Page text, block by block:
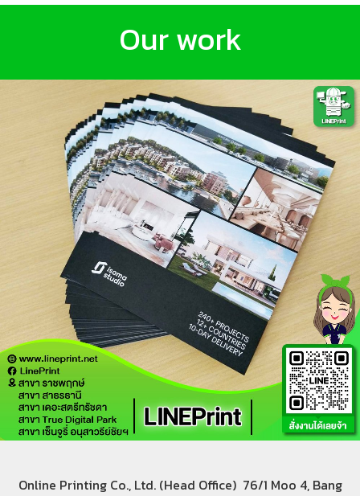
Our work
Online Printing Co., Ltd. (Head Office) 76/1 Moo 4, Bang